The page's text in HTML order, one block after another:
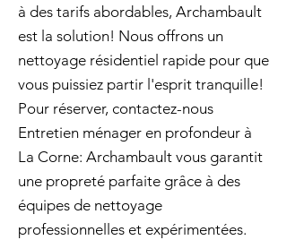
à des tarifs abordables, Archambault
est la solution! Nous offrons un
nettoyage résidentiel rapide pour que
vous puissiez partir l'esprit tranquille!
Pour réserver, contactez-nous
Entretien ménager en profondeur à
La Corne: Archambault vous garantit
une propreté parfaite grâce à des
équipes de nettoyage
professionnelles et expérimentées.